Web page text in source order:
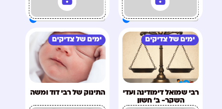
ימים של צדיקים
רבי שמואל דימודינה ועדי
השקר- ב' חשון
ימים של צדיקים
התינוק של רבי דוד ומשה